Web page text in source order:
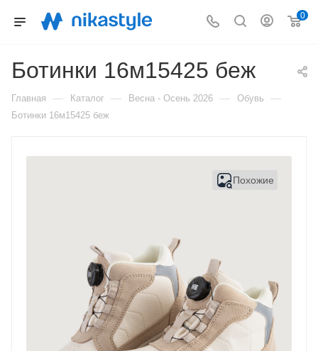
0
Ботинки 16м15425 беж
Главная — Каталог — Весна - Осень 2026 — Обувь —
Ботинки 16м15425 беж
Похожие